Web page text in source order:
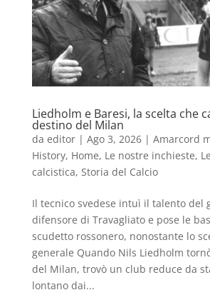
Liedholm e Baresi, la scelta che
destino del Milan
da editor| Ago 3, 2026| Amarcord
History, Home, Le nostre inchieste,
calcistica, Storia del Calcio
Il tecnico svedese intuì il talento del
difensore di Travagliato e pose le
scudetto rossonero, nonostante lo
generale Quando Nils Liedholm
del Milan, trovò un club reduce da
lontano dai...